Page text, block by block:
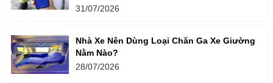
31/07/2026
Nhà Xe Nên Dùng Loại Chăn Ga Xe Giường
Nằm Nào?
28/07/2026